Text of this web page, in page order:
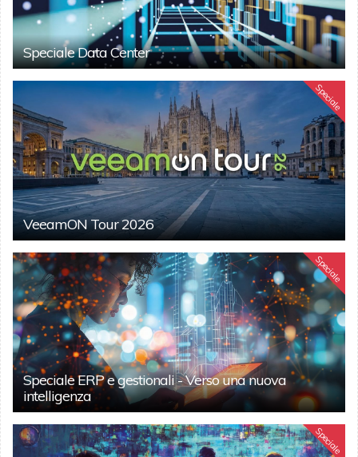
Speciale Data Center
Speciale
VeeamON Tour 2026
Speciale
Speciale ERP e gestionali - Verso una nuova
intelligenza
Speciale